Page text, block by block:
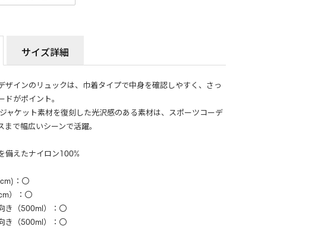
サイズ詳細
ザインのリュックは、巾着タイプで中身を確認しやすく、さっ
ドがポイント。
ャケット素材を復刻した光沢感のある素材は、スポーツコーデ
で幅広いシーンで活躍。
備えたナイロン100%
：〇
）：〇
き（500ml）：〇
き（500ml）：〇